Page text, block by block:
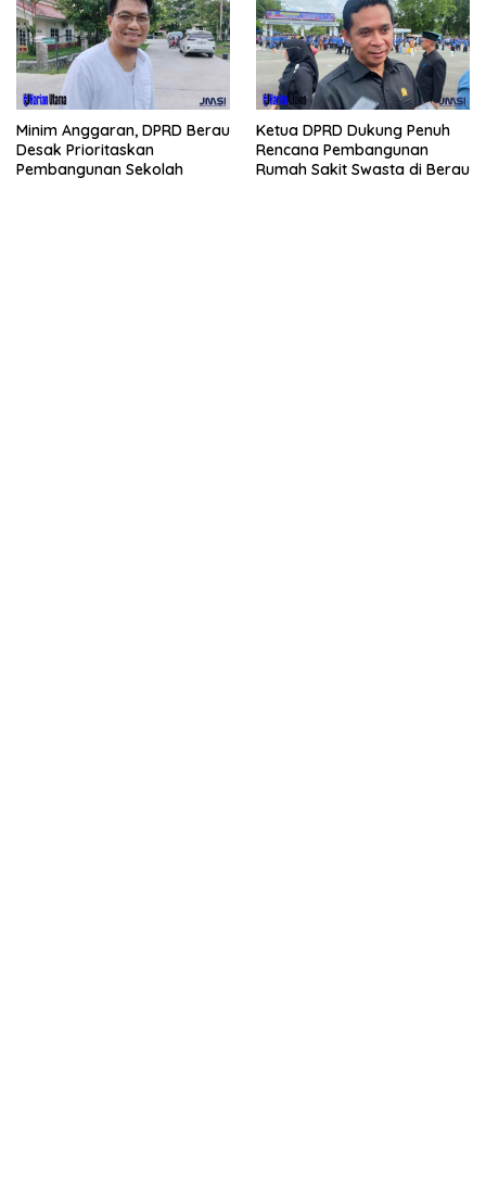
Minim Anggaran, DPRD Berau
Desak Prioritaskan
Pembangunan Sekolah
Ketua DPRD Dukung Penuh
Rencana Pembangunan
Rumah Sakit Swasta di Berau